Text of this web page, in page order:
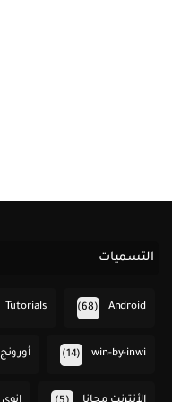
التسميات
Android
(68)
Tutorials
win-by-inwi
(14) أورونج